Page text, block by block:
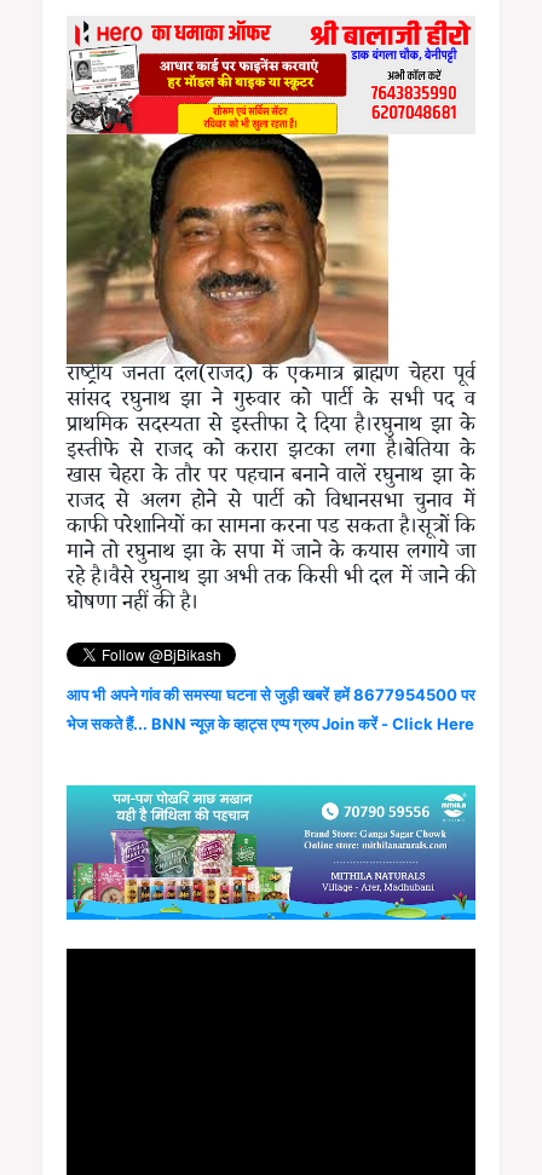
राष्ट्रीय जनता दल(राजद) के एकमात्र ब्राह्मण चेहरा पूर्व
सांसद रघुनाथ झा ने गुरुवार को पार्टी के सभी पद व
प्राथमिक सदस्यता से इस्तीफा दे दिया है।रघुनाथ झा के
इस्तीफे से राजद को करारा झटका लगा है।बेतिया के
खास चेहरा के तौर पर पहचान बनाने वालें रघुनाथ झा के
राजद से अलग होने से पार्टी को विधानसभा चुनाव में
काफी परेशानियों का सामना करना पड सकता है।सूत्रों कि
माने तो रघुनाथ झा के सपा में जाने के कयास लगाये जा
रहे है।वैसे रघुनाथ झा अभी तक किसी भी दल में जाने की
घोषणा नहीं की है।
आप भी अपने गांव की समस्या घटना से जुड़ी खबरें हमें 8677954500 पर
भेज सकते हैं... BNN न्यूज़ के व्हाट्स एप्प ग्रुप Join करें - Click Here